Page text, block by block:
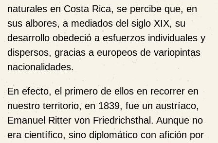
naturales en Costa Rica, se percibe que, en
sus albores, a mediados del siglo XIX, su
desarrollo obedeció a esfuerzos individuales y
dispersos, gracias a europeos de variopintas
nacionalidades.
En efecto, el primero de ellos en recorrer en
nuestro territorio, en 1839, fue un austríaco,
Emanuel Ritter von Friedrichsthal. Aunque no
era científico, sino diplomático con afición por